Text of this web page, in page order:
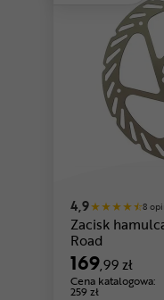
4,9 8
Zacisk
Road
169,99 zł
Cena katalogowa:
259 zł